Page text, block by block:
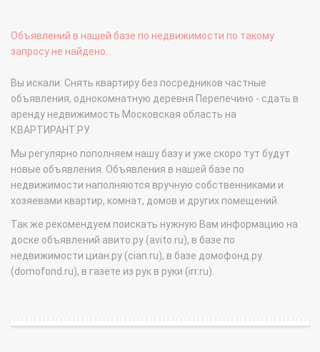
Объявлений в нашей базе по недвижимости по такому
запросу не найдено...
Вы искали: Снять квартиру без посредников частные
объявления, однокомнатную деревня Перепечино - сдать в
аренду недвижимость Московская область на
КВАРТИРАНТ.РУ
Мы регулярно пополняем нашу базу и уже скоро тут будут
новые объявления. Объявления в нашей базе по
недвижимости наполняются вручную собственниками и
хозяевами квартир, комнат, домов и других помещений.
Так же рекомендуем поискать нужную Вам информацию на
доске объявлений авито.ру (avito.ru), в базе по
недвижимости циан.ру (cian.ru), в базе домофонд.ру
(domofond.ru), в газете из рук в руки (irr.ru).